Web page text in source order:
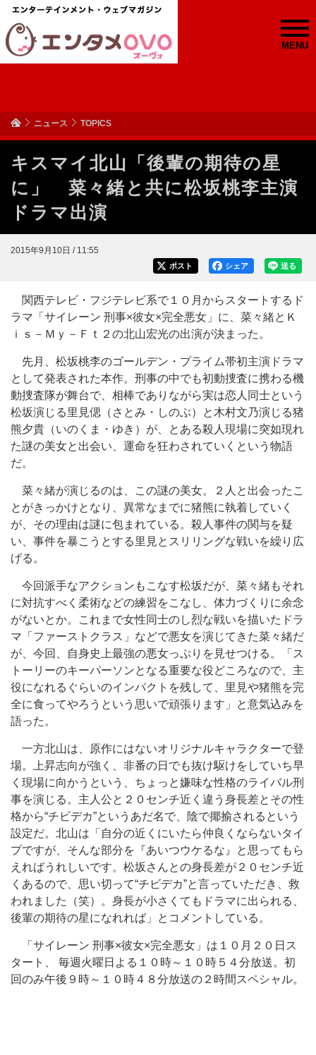
MENU
ニュース TOPICS
キスマイ北山「後輩の期待の星
に」 菜々緒と共に松坂桃李主演
ドラマ出演
2015年9月10日 / 11:55
送る
シェア
ポスト
関西テレビ・フジテレビ系で１０月からスタートするド
ラマ「サイレーン 刑事×彼女×完全悪女」に、菜々緒とＫ
ｉｓ－Ｍｙ－Ｆｔ２の北山宏光の出演が決まった。
先月、松坂桃李のゴールデン・プライム帯初主演ドラマ
として発表された本作。刑事の中でも初動捜査に携わる機
動捜査隊が舞台で、相棒でありながら実は恋人同士という
松坂演じる里見偲（さとみ・しのぶ）と木村文乃演じる猪
熊夕貴（いのくま・ゆき）が、とある殺人現場に突如現れ
た謎の美女と出会い、運命を狂わされていくという物語
だ。
菜々緒が演じるのは、この謎の美女。２人と出会ったこ
とがきっかけとなり、異常なまでに猪熊に執着していく
が、その理由は謎に包まれている。殺人事件の関与を疑
い、事件を暴こうとする里見とスリリングな戦いを繰り広
げる。
今回派手なアクションもこなす松坂だが、菜々緒もそれ
に対抗すべく柔術などの練習をこなし、体力づくりに余念
がないとか。これまで女性同士のし烈な戦いを描いたドラ
マ「ファーストクラス」などで悪女を演じてきた菜々緒だ
が、今回、自身史上最強の悪女っぷりを見せつける。「ス
トーリーのキーパーソンとなる重要な役どころなので、主
役になれるぐらいのインパクトを残して、里見や猪熊を完
全に食ってやろうという思いで頑張ります」と意気込みを
語った。
一方北山は、原作にはないオリジナルキャラクターで登
場。上昇志向が強く、非番の日でも抜け駆けをしていち早
く現場に向かうという、ちょっと嫌味な性格のライバル刑
事を演じる。主人公と２０センチ近く違う身長差とその性
格から“チビデカ”というあだ名で、陰で揶揄されるという
設定だ。北山は「自分の近くにいたら仲良くならないタイ
プですが、そんな部分を『あいつウケるな』と思ってもら
えればうれしいです。松坂さんとの身長差が２０センチ近
くあるので、思い切って“チビデカ”と言っていただき、救
われました（笑）。身長が小さくてもドラマに出られる、
後輩の期待の星になれれば」とコメントしている。
「サイレーン 刑事×彼女×完全悪女」は１０月２０日ス
タート、 毎週火曜日よる１０時～１０時５４分放送。初
回のみ午後９時～１０時４８分放送の２時間スペシャル。